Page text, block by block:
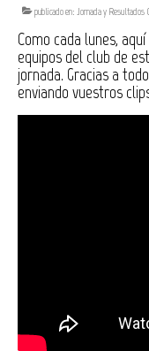
publicado en: Jornada y Resultados
Como cada lunes,
equipos del club de
jornada. Gracias a
enviando vuestros